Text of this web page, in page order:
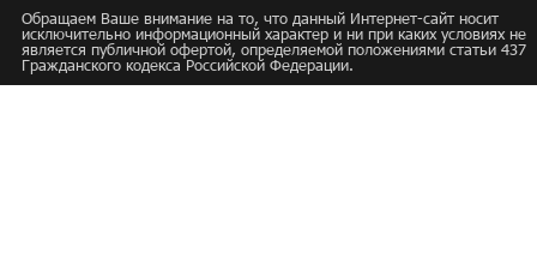
Обращаем Ваше внимание на то, что данный Интернет-сайт носит
исключительно информационный характер и ни при каких условиях не
является публичной офертой, определяемой положениями статьи 437
Гражданского кодекса Российской Федерации.